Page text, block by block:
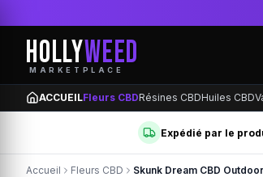
HOLLYWEED
MARKETPLACE
ACCUEILFleurs CBDRésines CBDHuiles CBD
Expédié par le
Accueil Fleurs CBD Skunk Dream CBD